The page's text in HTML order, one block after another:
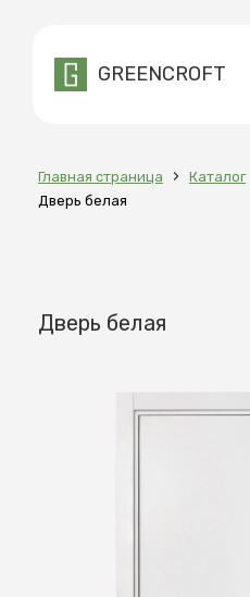
GREENCROFT
Главная страница › Каталог
Дверь белая
Дверь белая